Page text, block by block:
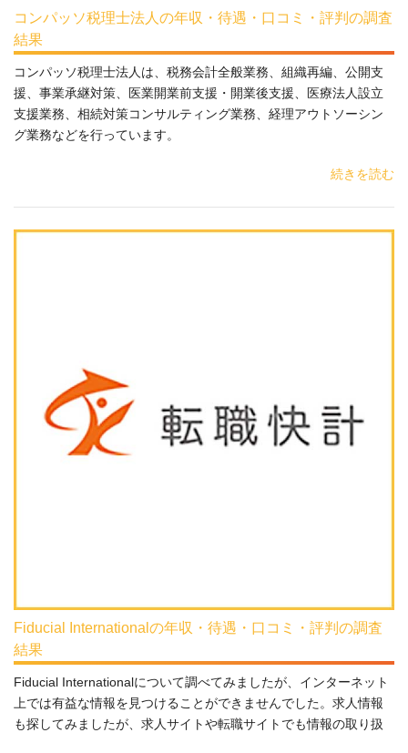
コンパッソ税理士法人の年収・待遇・口コミ・評判の調査
結果
コンパッソ税理士法人は、税務会計全般業務、組織再編、公開支
援、事業承継対策、医業開業前支援・開業後支援、医療法人設立
支援業務、相続対策コンサルティング業務、経理アウトソーシン
グ業務などを行っています。
続きを読む
Fiducial Internationalの年収・待遇・口コミ・評判の調査
結果
Fiducial Internationalについて調べてみましたが、インターネット
上では有益な情報を見つけることができませんでした。求人情報
も探してみましたが、求人サイトや転職サイトでも情報の取り扱